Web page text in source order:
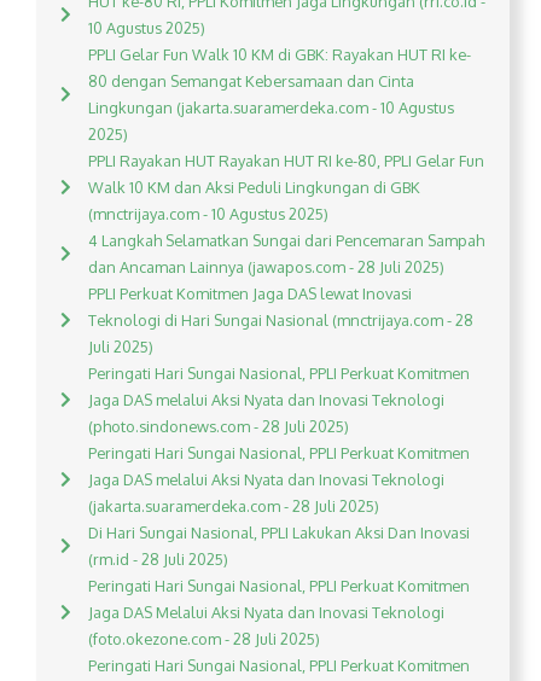
10 Agustus 2025)
PPLI Gelar Fun Walk 10 KM di GBK: Rayakan HUT RI ke-
80 dengan Semangat Kebersamaan dan Cinta
Lingkungan (jakarta.suaramerdeka.com - 10 Agustus
2025)
PPLI Rayakan HUT Rayakan HUT RI ke-80, PPLI Gelar Fun
Walk 10 KM dan Aksi Peduli Lingkungan di GBK
(mnctrijaya.com - 10 Agustus 2025)
4 Langkah Selamatkan Sungai dari Pencemaran Sampah
dan Ancaman Lainnya (jawapos.com - 28 Juli 2025)
PPLI Perkuat Komitmen Jaga DAS lewat Inovasi
Teknologi di Hari Sungai Nasional (mnctrijaya.com - 28
Juli 2025)
Peringati Hari Sungai Nasional, PPLI Perkuat Komitmen
Jaga DAS melalui Aksi Nyata dan Inovasi Teknologi
(photo.sindonews.com - 28 Juli 2025)
Peringati Hari Sungai Nasional, PPLI Perkuat Komitmen
Jaga DAS melalui Aksi Nyata dan Inovasi Teknologi
(jakarta.suaramerdeka.com - 28 Juli 2025)
Di Hari Sungai Nasional, PPLI Lakukan Aksi Dan Inovasi
(rm.id - 28 Juli 2025)
Peringati Hari Sungai Nasional, PPLI Perkuat Komitmen
Jaga DAS Melalui Aksi Nyata dan Inovasi Teknologi
(foto.okezone.com - 28 Juli 2025)
Peringati Hari Sungai Nasional, PPLI Perkuat Komitmen